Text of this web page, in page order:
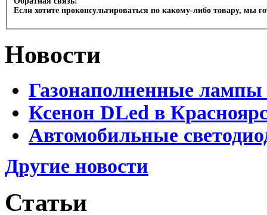
Если хотите проконсультироваться по какому-либо товару, мы
Новости
Газонаполненные лампы
Ксенон DLed в
Автомобильные
Другие новости
Статьи